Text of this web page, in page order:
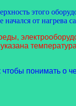
этого
от нагрева
понимать о